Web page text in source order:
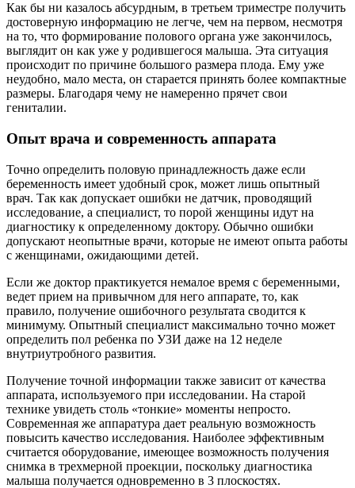
Как бы ни казалось абсурдным, в третьем триместре получить
достоверную информацию не легче, чем на первом, несмотря
на то, что формирование полового органа уже закончилось,
выглядит он как уже у родившегося малыша. Эта ситуация
происходит по причине большого размера плода. Ему уже
неудобно, мало места, он старается принять более компактные
размеры. Благодаря чему не намеренно прячет свои
гениталии.
Опыт врача и современность аппарата
Точно определить половую принадлежность даже если
беременность имеет удобный срок, может лишь опытный
врач. Так как допускает ошибки не датчик, проводящий
исследование, а специалист, то порой женщины идут на
диагностику к определенному доктору. Обычно ошибки
допускают неопытные врачи, которые не имеют опыта работы
с женщинами, ожидающими детей.
Если же доктор практикуется немалое время с беременными,
ведет прием на привычном для него аппарате, то, как
правило, получение ошибочного результата сводится к
минимуму. Опытный специалист максимально точно может
определить пол ребенка по УЗИ даже на 12 неделе
внутриутробного развития.
Получение точной информации также зависит от качества
аппарата, используемого при исследовании. На старой
технике увидеть столь «тонкие» моменты непросто.
Современная же аппаратура дает реальную возможность
повысить качество исследования. Наиболее эффективным
считается оборудование, имеющее возможность получения
снимка в трехмерной проекции, поскольку диагностика
малыша получается одновременно в 3 плоскостях.